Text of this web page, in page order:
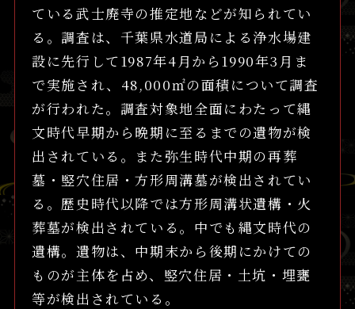
ている武士廃寺の推定地などが知られてい
る。調査は、千葉県水道局による浄水場建
設に先行して1987年4月から1990年3月ま
で実施され、48,000㎡の面積について調査
が行われた。調査対象地全面にわたって縄
文時代早期から晩期に至るまでの遺物が検
出されている。また弥生時代中期の再葬
墓・竪穴住居・方形周溝墓が検出されてい
る。歴史時代以降では方形周溝状遺構・火
葬墓が検出されている。中でも縄文時代の
遺構。遺物は、中期末から後期にかけての
ものが主体を占め、竪穴住居・土坑・埋甕
等が検出されている。